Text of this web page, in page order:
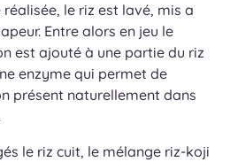
le riz est lavé, mis a
Entre alors en jeu le
est ajouté à une partie du riz
enzyme qui permet de
présent naturellement dans
le riz cuit, le mélange riz-koji